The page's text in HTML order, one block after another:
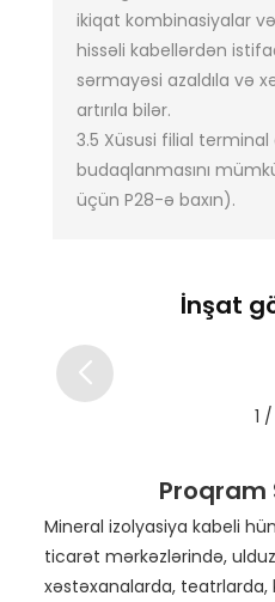
ikiqat kombinasiyalar
hissəli kabellərdən
sərmayəsi azaldıla və
artırıla bilər.
3.5 Xüsusi filial
budaqlanmasını
üçün P28-ə baxın).
İnşat
1 /
Proqram
Mineral izolyasiya kabeli
ticarət mərkəzlərində,
xəstəxanalarda,